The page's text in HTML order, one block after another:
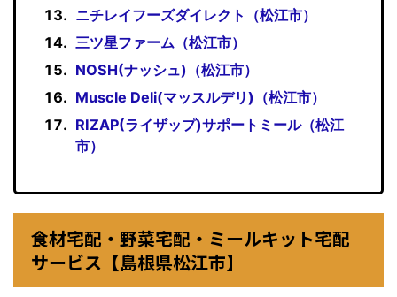
ニチレイフーズダイレクト（松江市）
三ツ星ファーム（松江市）
NOSH(ナッシュ)（松江市）
Muscle Deli(マッスルデリ)（松江市）
RIZAP(ライザップ)サポートミール（松江
市）
食材宅配・野菜宅配・ミールキット宅配
サービス【島根県松江市】